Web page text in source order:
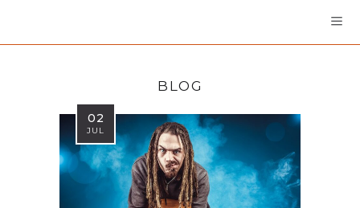
BLOG
02
JUL